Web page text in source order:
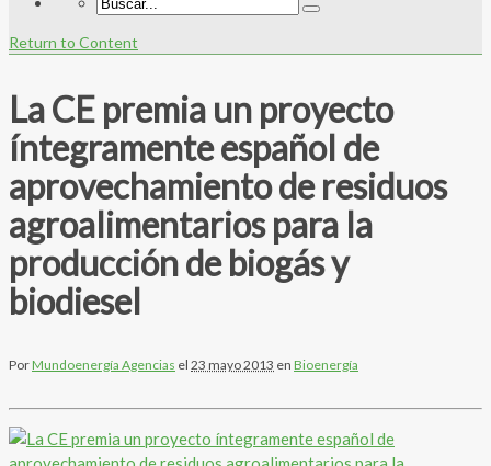
Return to Content
La CE premia un proyecto
íntegramente español de
aprovechamiento de residuos
agroalimentarios para la
producción de biogás y
biodiesel
PorMundoenergía Agencias el 23 mayo 2013 en Bioenergía